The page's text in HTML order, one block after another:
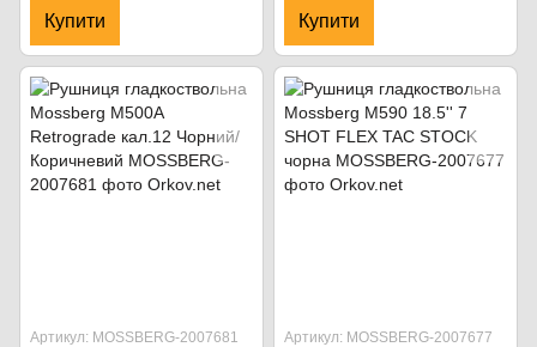
Mossy Oak
Купити Купити
Артикул: MOSSBERG-2007681 Артикул: MOSSBERG-2007677